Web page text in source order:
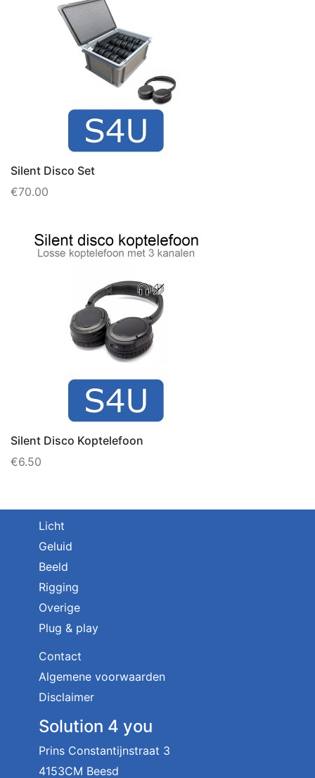
Silent Disco Set
€70.00
Silent Disco Koptelefoon
€6.50
Licht
Geluid
Beeld
Rigging
Overige
Plug & play
Contact
Algemene voorwaarden
Disclaimer
Solution 4 you
Prins Constantijnstraat 3
4153CM Beesd